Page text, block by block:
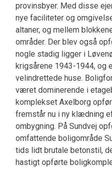
provinsbyer. Med disse
nye faciliteter og
altaner, og mellem
områder. Der blev også
nogle stadig ligger i
krigsårene 1943-1944, og
velindrettede huse.
været dominerende i
komplekset Axelborg
fremstår nu i ny klædning
ombygning. På Sundvej
omfattende boligområde
tids lidt brutale betonstil,
hastigt opførte